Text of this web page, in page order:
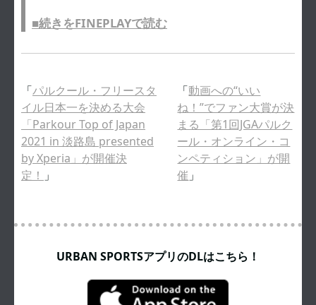
■続きをFINEPLAYで読む
「パルクール・フリースタ
イル日本一を決める大会
「Parkour Top of Japan
2021 in 淡路島 presented
by Xperia」が開催決
定！ 」
「動画への“いい
ね！”でファン大賞が決
まる「第1回JGAパルク
ール・オンライン・コ
ンペティション」が開
催 」
URBAN SPORTSアプリのDLはこちら！